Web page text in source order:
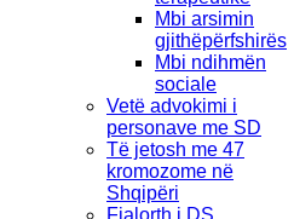
Mbi arsimin
gjithëpërfshirës
Mbi ndihmën
sociale
Vetë advokimi i
personave me SD
Të jetosh me 47
kromozome në
Shqipëri
Fjalorth i DS